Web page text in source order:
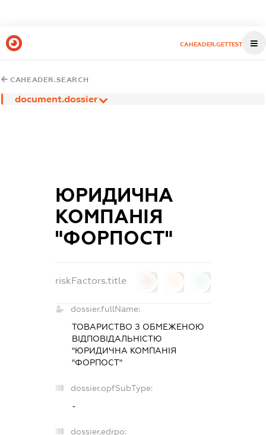
CAHEADER.GETTEST
CAHEADER.SEARCH
document.dossier
ЮРИДИЧНА
КОМПАНІЯ
"ФОРПОСТ"
riskFactors.title
dossier.fullName:
ТОВАРИСТВО З ОБМЕЖЕНОЮ
ВІДПОВІДАЛЬНІСТЮ
"ЮРИДИЧНА КОМПАНІЯ
"ФОРПОСТ"
dossier.opfSubType:
-
dossier.edrpo: